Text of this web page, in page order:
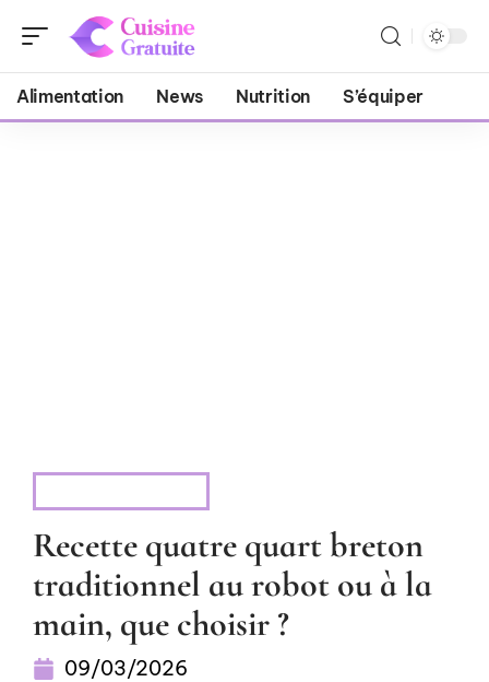
Alimentation News Nutrition S’équiper
Recette quatre quart breton
traditionnel au robot ou à la
main, que choisir ?
09/03/2026